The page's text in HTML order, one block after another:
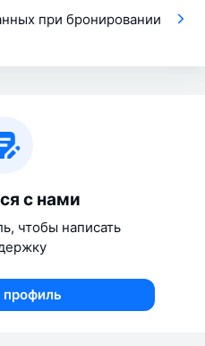
при бронировании
с нами
чтобы написать
профиль